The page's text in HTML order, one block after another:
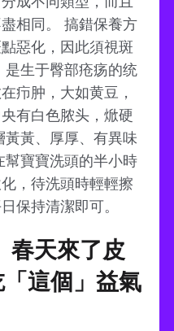
相同。 搞錯保養方
惡化，因此須視斑
生于臀部疮疡的统
疖肿，大如黄豆，
有白色脓头，焮硬
黃、厚厚、有異味
幫寶寶洗頭的半小時
，待洗頭時輕輕擦
保持清潔即可。
春天來了皮
這個」益氣